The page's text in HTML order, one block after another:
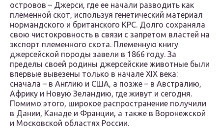
островов – Джерси, где ее начали разводить как
племенной скот, используя генетический материал
нормандского и британского КРС. Долго сохраняла
свою чистокровность в связи с запретом властей на
экспорт племенного скота. Племенную книгу
джерсейской породы завели в 1866 году. За
пределы своей родины джерсейские животные были
впервые вывезены только в начале XIX века:
сначала – в Англию и США, а позже – в Австралию,
Африку и Новую Зеландию, где живут и сегодня.
Помимо этого, широкое распространение получили
в Дании, Канаде и Франции, а также в Воронежской
и Московской областях России.